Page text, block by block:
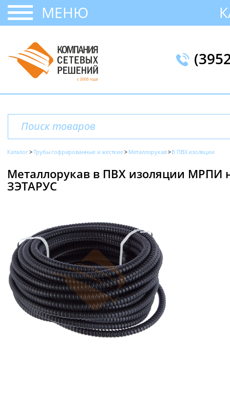
МЕНЮ
Каталог Трубы гофрированные и жесткие Металлорукав В ПВХ изоляции
Металлорукав в ПВХ изоляции МРПИ
ЗЭТАРУС